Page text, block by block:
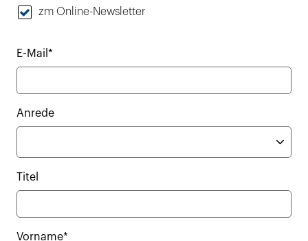
zm Online-Newsletter
E-Mail*
Anrede
Titel
Vorname*